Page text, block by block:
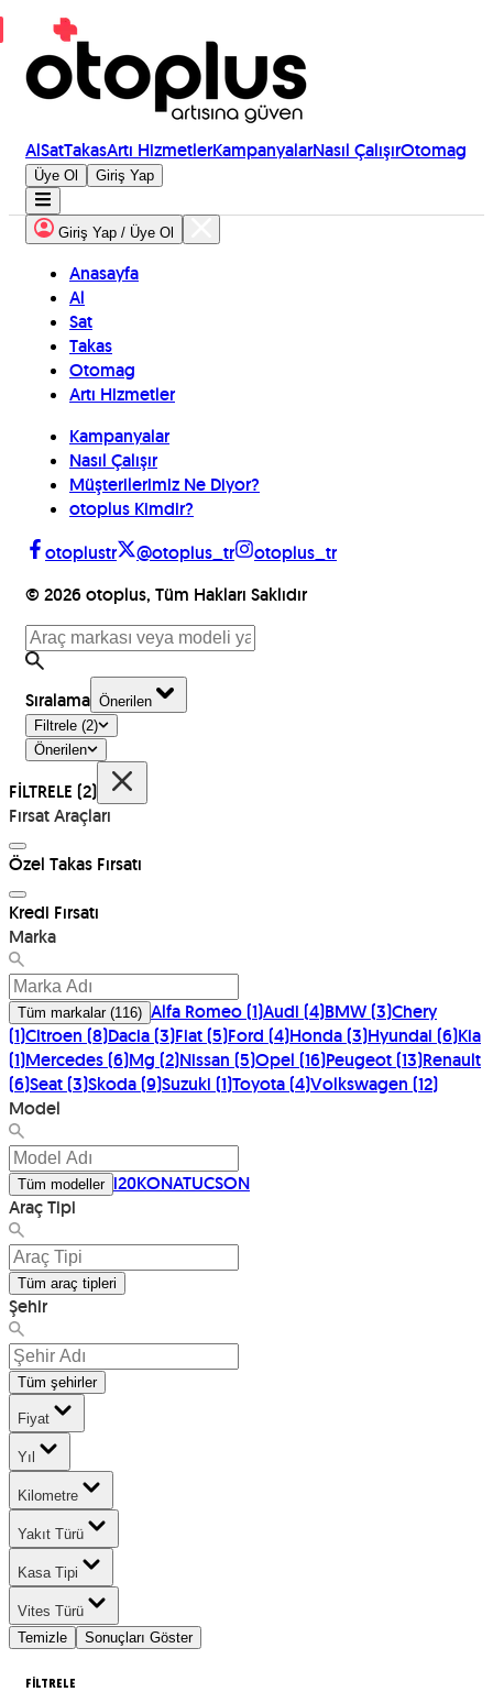
AlSatTakasArtı HizmetlerKampanyalarNasıl ÇalışırOtomag
Üye Ol Giriş Yap
Giriş Yap / Üye Ol
Anasayfa
Al
Sat
Takas
Otomag
Artı Hizmetler
Kampanyalar
Nasıl Çalışır
Müşterilerimiz Ne Diyor?
otoplus Kimdir?
otoplustr
@otoplus_tr
otoplus_tr
© 2026 otoplus, Tüm Hakları Saklıdır
Sıralama Önerilen
Filtrele (2)
Önerilen
FİLTRELE (2)
Fırsat Araçları
Özel Takas Fırsatı
Kredi Fırsatı
Marka
Tüm markalar(116) Alfa Romeo(1)Audi (4)BMW(3)Chery
(1)Citroen (8)Dacia(3)Fiat(5)Ford (4)Honda(3)Hyundai (6)Kia
(1)Mercedes(6)Mg (2)Nissan (5)Opel (16)Peugeot(13)Renault
(6)Seat(3)Skoda(9)Suzuki (1)Toyota(4)Volkswagen (12)
Model
Tüm modeller i20KONATUCSON
Araç Tipi
Tüm araç tipleri
Şehir
Tüm şehirler
Fiyat
Yıl
Kilometre
Yakıt Türü
Kasa Tipi
Vites Türü
Temizle
Sonuçları Göster
FİLTRELE